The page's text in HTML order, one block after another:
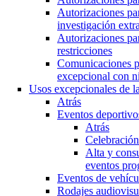
Autorizaciones
investigación
Autorizaciones
restricciones
Comunicaciones
excepcional con
Usos excepcionales de
Atrás
Eventos
Atrás
Alta y
eventos
Eventos de
Rodajes